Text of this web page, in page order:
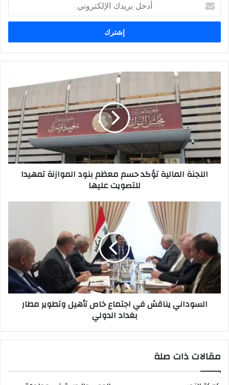
بريدك
الإلكتروني
المالية
تؤكد
حسم
معظم
بنود
الموازنة
تمهيدا
للتصويت
اللجنة المالية تؤكد حسم معظم بنود الموازنة تمهيدا
للتصويت عليها
اجتماع
خاص
تأهيل
وتطوير
مطار
بغداد
الدوليالسوداني يناقش في اجتماع خاص تأهيل وتطوير مطار
بغداد الدولي
مقالات ذات صلة